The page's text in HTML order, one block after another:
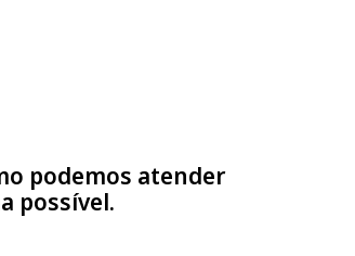
podemos atender
possível.